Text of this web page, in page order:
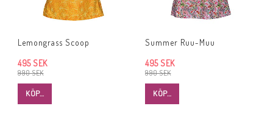
Lemongrass Scoop
990 SEK
495 SEK
KÖP…
Summer Ruu-Muu
990 SEK
495 SEK
KÖP…